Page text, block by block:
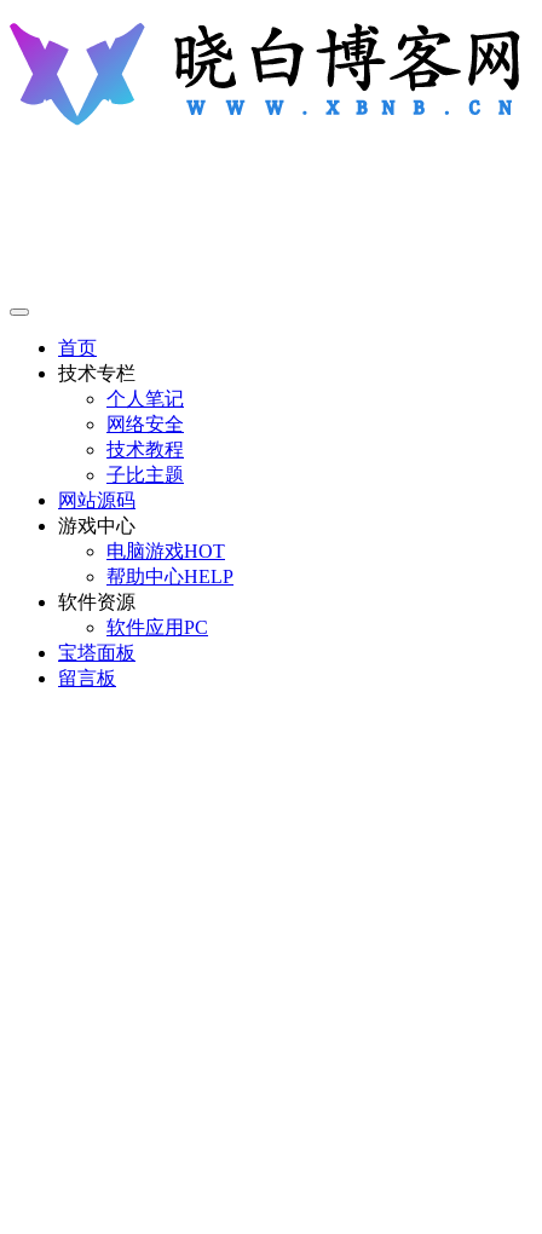
首页
技术专栏
个人笔记
网络安全
技术教程
子比主题
网站源码
游戏中心
电脑游戏HOT
帮助中心HELP
软件资源
软件应用PC
宝塔面板
留言板